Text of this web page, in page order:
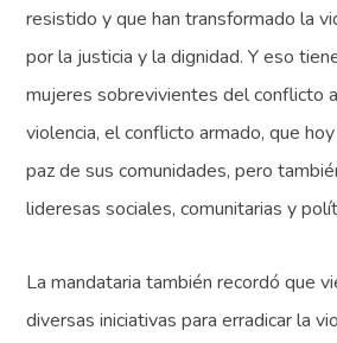
resistido y que han transformado la
por la justicia y la dignidad. Y eso
mujeres sobrevivientes del conflicto
violencia, el conflicto armado, que
paz de sus comunidades, pero
lideresas sociales, comunitarias y
La mandataria también recordó que
diversas iniciativas para erradicar la